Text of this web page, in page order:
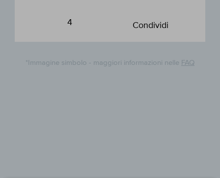
*Immagine simbolo - maggiori informazioni nelle FAQ
4 Condividi